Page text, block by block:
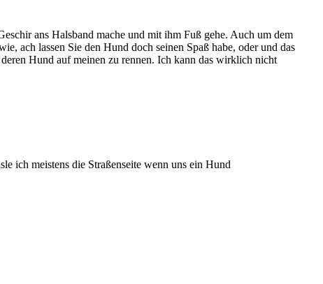
ans Halsband mache und mit ihm Fuß gehe. Auch um dem
ach lassen Sie den Hund doch seinen Spaß habe, oder und das
Hund auf meinen zu rennen. Ich kann das wirklich nicht
ich meistens die Straßenseite wenn uns ein Hund